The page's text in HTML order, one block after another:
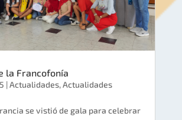
la Francofonía
|Actualidades,Actualidades
se vistió de gala para celebrar